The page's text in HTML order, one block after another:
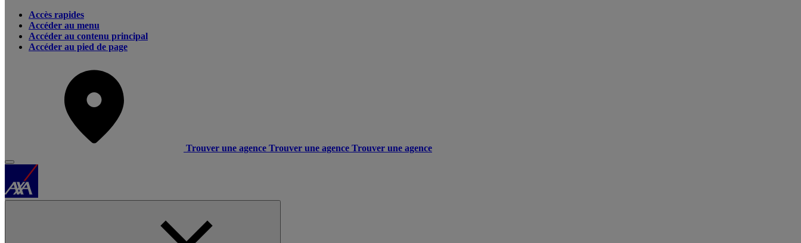
Accès rapides
Accéder au menu
Accéder au contenu principal
Accéder au pied de page
Trouver une agence Trouver une agence Trouver une agence